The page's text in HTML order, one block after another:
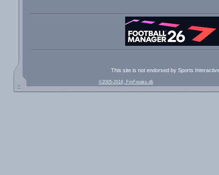
This site is not endorsed by Sports
©2005-2018, FmFreaks.dk